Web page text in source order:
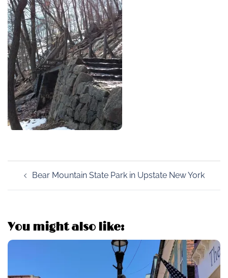
Post
navigation
Bear Mountain State Park in Upstate New York
You might also like: